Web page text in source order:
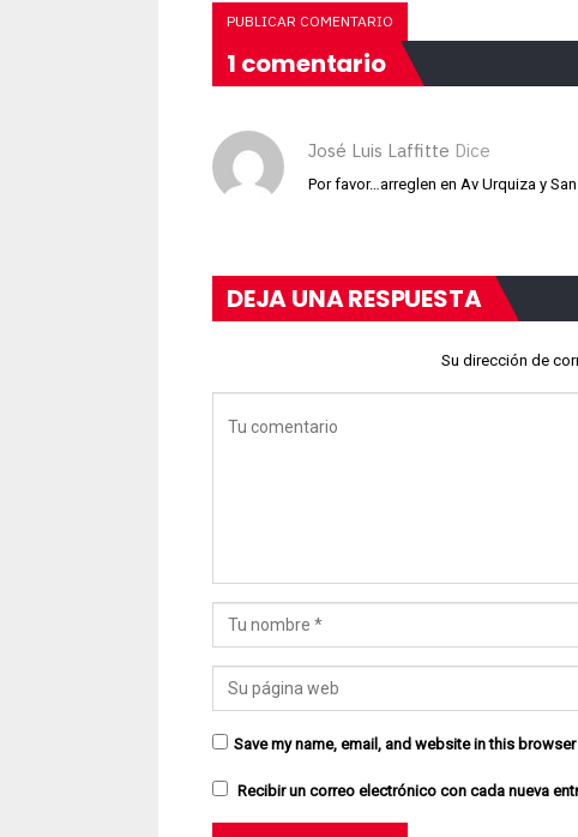
1 comentario
José Luis Laffitte Dice
Por favor…arreglen en Av Urquiza y
DEJA UNA RESPUESTA
Su dirección de
Save my name, email, and website in this
Recibir un correo electrónico con cada nueva